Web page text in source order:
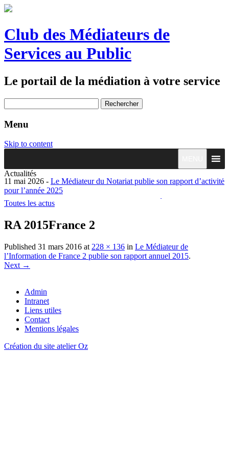
Club des Médiateurs de
Services au Public
Le portail de la médiation à votre service
Menu
Skip to content
Actualités
11 mai 2026 -
Le Médiateur du Notariat publie son rapport d’activité
pour l’année 2025
20 octobre 2025 -
Bilan annuel 2024 de l’activité des membres du
club
15 octobre 2025 -
La Médiatrice de la consommation pour la
profession d’avocat publie son rapport d’ac...
d’activité pour l’ann�...
11 mai 2026 - Le Médiateur du Notariat publie son rapport d’activité
pour l’année 2025
Toutes les actus
RA 2015France 2
Published 31 mars 2016 at 228 × 136 in Le Médiateur de
l’Information de France 2 publie son rapport annuel 2015.
Next →
Admin
Intranet
Liens utiles
Contact
Mentions légales
Création du site atelier Oz